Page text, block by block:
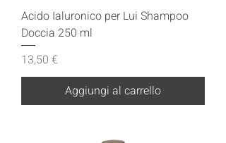
Acido Ialuronico per Lui Shampoo
Doccia 250 ml
Prezzo
13,50 €
Aggiungi al carrello